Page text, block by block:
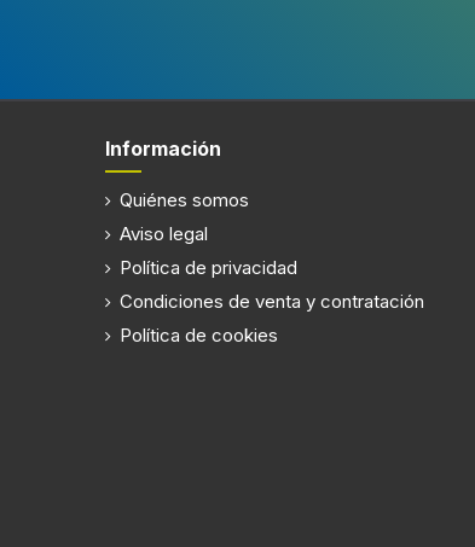
Ancho de compartimiento de
instalación
Profundidad del compartimiento de
instalación
Información
Quiénes somos
Aviso legal
Política de privacidad
Condiciones de venta y contratación
Política de cookies